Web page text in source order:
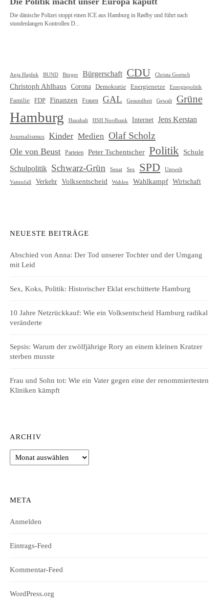
Anja Hajduk BUND Bürger Bürgerschaft CDU Christa Goetsch
Christoph Ahlhaus Corona Demokratie Energienetze Energiepolitik
Familie FDP Finanzen Frauen GAL Gesundheit Gewalt Grüne
Hamburg Haushalt HSH Nordbank Internet Jens Kerstan
Journalismus Kinder Medien Olaf Scholz
Ole von Beust Parteien Peter Tschentscher Politik
Schule
Schulpolitik Schwarz-Grün Senat Sex SPD Umwelt
Vattenfall Verkehr Volksentscheid Wahlen Wahlkampf Wirtschaft
NEUESTE BEITRÄGE
Abschied von Anna: Der Tod unserer Tochter und der Umgang
mit Leid
Sex, Koks, Politik: Historischer Eklat erschütterte Hamburg
10 Jahre Netzrückkauf: Wie ein Volksentscheid Hamburg radikal
veränderte
Sepsis: Warum der zwölfjährige Rory an einem kleinen Kratzer
sterben musste
Frau und Sohn tot: Wie ein Vater gegen eine der renommiertesten
Kliniken kämpft
ARCHIV
Archiv
META
Anmelden
Eintrags-Feed
Kommentar-Feed
WordPress.org